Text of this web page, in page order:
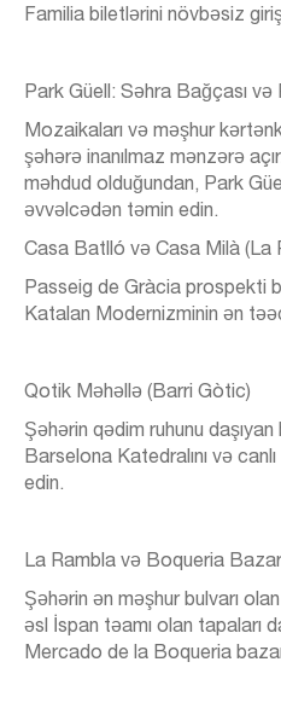
Familia biletlərini növbəsiz
Park Güell: Səhra Bağçası və
Mozaikaları və məşhur
şəhərə inanılmaz mənzərə
məhdud olduğundan, Park
əvvəlcədən təmin edin.
Casa Batlló və Casa Milà (La
Passeig de Gràcia prospekti
Katalan Modernizminin ən
Qotik Məhəllə (Barri Gòtic)
Şəhərin qədim ruhunu
Barselona Katedralını və
edin.
La Rambla və Boqueria
Şəhərin ən məşhur bulvarı
əsl İspan təamı olan tapaları
Mercado de la Boqueria